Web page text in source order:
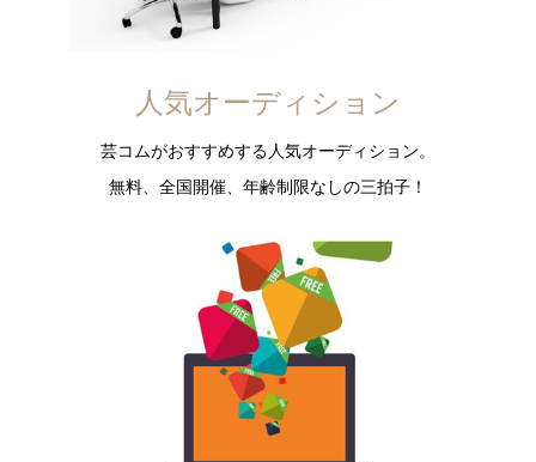
人気オーディション
芸コムがおすすめする人気オーディション。
無料、全国開催、年齢制限なしの三拍子！